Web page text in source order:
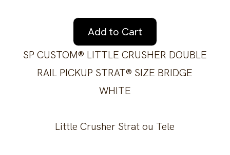
Add to Cart
SP CUSTOM® LITTLE CRUSHER DOUBLE
RAIL PICKUP STRAT® SIZE BRIDGE
WHITE
Little Crusher Strat ou Tele